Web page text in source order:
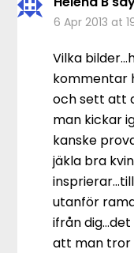
6 Apr 2013 at
Vilka
kommentar
och sett att
man kickar
kanske
jäkla bra
utanför
ifrån
att man tror